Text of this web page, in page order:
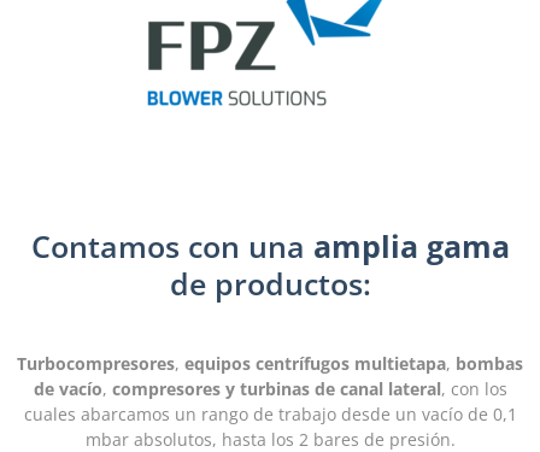
Contamos con una amplia gama
de productos:
Turbocompresores, equipos centrífugos multietapa, bombas
de vacío, compresores y turbinas de canal lateral, con los
cuales abarcamos un rango de trabajo desde un vacío de 0,1
mbar absolutos, hasta los 2 bares de presión.